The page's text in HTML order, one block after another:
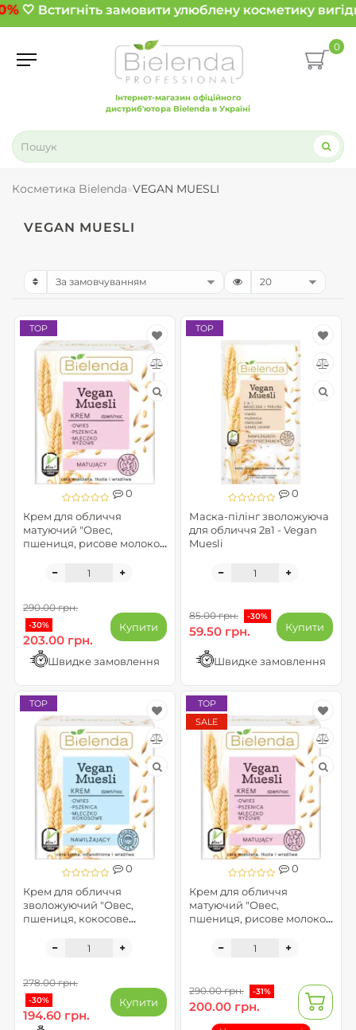
🤍 Встигніть замовити улюблену косметику
Інтернет-магазин офіційного
дистриб'ютора Bielenda в Україні
0
Косметика Bielenda VEGAN MUESLI
VEGAN MUESLI
0
Крем для обличчя
матуючий "Овес,
пшениця, рисове молоко"
TOP
290.00 грн.
-30%
203.00 грн.
Купити
Швидке замовлення
0
Маска-пілінг зволожуюча
для обличчя 2в1 - Vegan
Muesli
TOP
85.00 грн. -30%
59.50 грн. Купити
Швидке замовлення
0
Крем для обличчя
зволожуючий "Овес,
пшениця, кокосове
TOP
278.00 грн.
-30%
194.60 грн.
Купити
0
Крем для обличчя
матуючий "Овес,
пшениця, рисове молоко"
упаковка)
TOP
SALE
290.00 грн. -31%
200.00 грн.